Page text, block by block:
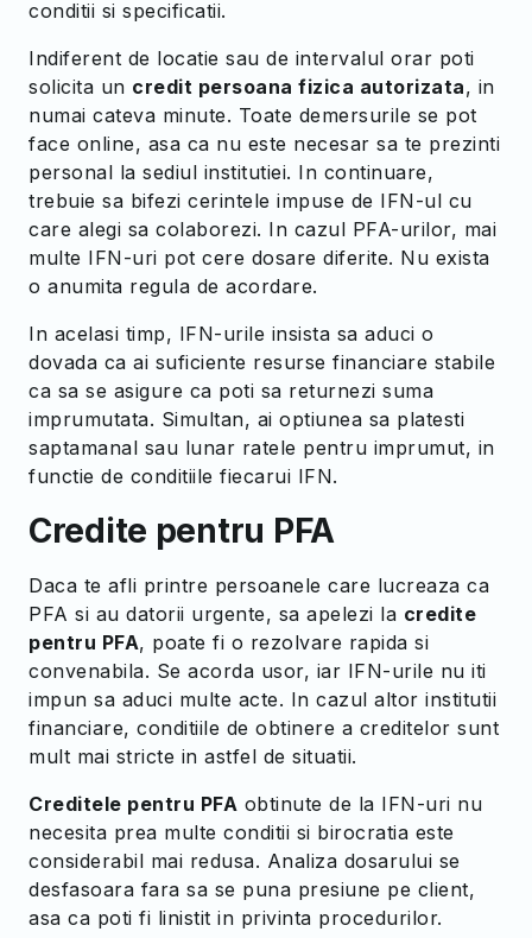
conditii si specificatii.
Indiferent de locatie sau de intervalul orar poti
solicita un credit persoana fizica autorizata, in
numai cateva minute. Toate demersurile se pot
face online, asa ca nu este necesar sa te prezinti
personal la sediul institutiei. In continuare,
trebuie sa bifezi cerintele impuse de IFN-ul cu
care alegi sa colaborezi. In cazul PFA-urilor, mai
multe IFN-uri pot cere dosare diferite. Nu exista
o anumita regula de acordare.
In acelasi timp, IFN-urile insista sa aduci o
dovada ca ai suficiente resurse financiare stabile
ca sa se asigure ca poti sa returnezi suma
imprumutata. Simultan, ai optiunea sa platesti
saptamanal sau lunar ratele pentru imprumut, in
functie de conditiile fiecarui IFN.
Credite pentru PFA
Daca te afli printre persoanele care lucreaza ca
PFA si au datorii urgente, sa apelezi la credite
pentru PFA, poate fi o rezolvare rapida si
convenabila. Se acorda usor, iar IFN-urile nu iti
impun sa aduci multe acte. In cazul altor institutii
financiare, conditiile de obtinere a creditelor sunt
mult mai stricte in astfel de situatii.
Creditele pentru PFA obtinute de la IFN-uri nu
necesita prea multe conditii si birocratia este
considerabil mai redusa. Analiza dosarului se
desfasoara fara sa se puna presiune pe client,
asa ca poti fi linistit in privinta procedurilor.